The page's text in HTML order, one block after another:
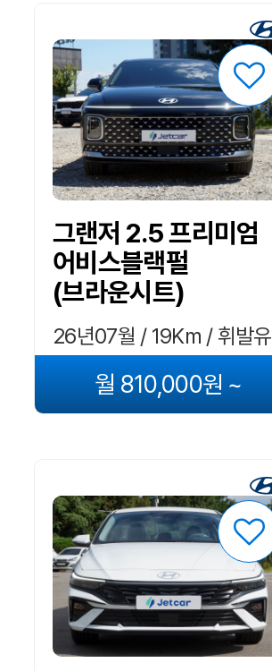
그랜저 2.5 프리미엄
어비스블랙펄
(브라운시트)
26년07월 / 19Km / 휘발유
월 810,000원 ~